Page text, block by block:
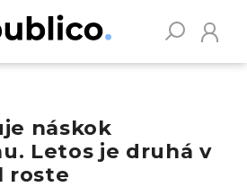
náskok
Letos je druhá v
roste
Publiku